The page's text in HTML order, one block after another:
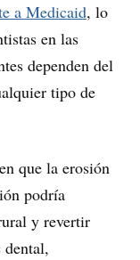
a Medicaid, lo
en las
dependen del
tipo de
que la erosión
podría
y revertir
dental,